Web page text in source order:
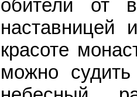
обители от
красоте
можно